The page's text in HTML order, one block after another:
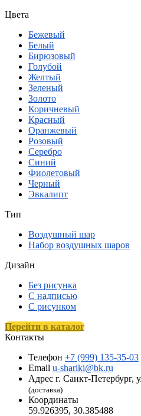
Цвета
Бежевый
Белый
Бирюзовый
Голубой
Желтый
Зеленый
Золото
Коричневый
Красный
Оранжевый
Розовый
Серебро
Синий
Фиолетовый
Черный
Эвкалипт
Тип
Воздушный шар
Набор воздушных шаров
Дизайн
Без рисунка
С надписью
С рисунком
Перейти в каталог
Контакты
Телефон +7 (999) 135-35-03
Email u-shariki@bk.ru
Адрес г. Санкт-Петербург,
(доставка)
Координаты
59.926395, 30.385488